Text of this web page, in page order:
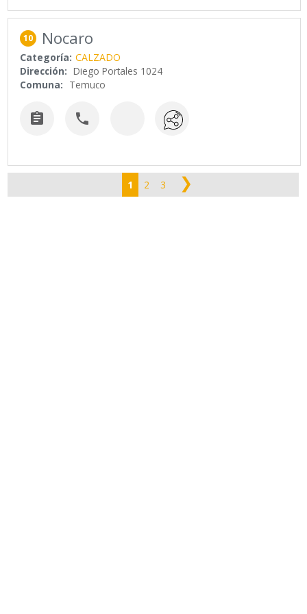
10 Nocaro
Categoría: CALZADO
Dirección: Diego Portales 1024
Comuna: Temuco
 
1 2 3 ❯